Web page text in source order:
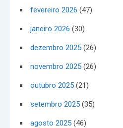
fevereiro 2026 (47)
janeiro 2026 (30)
dezembro 2025 (26)
novembro 2025 (26)
outubro 2025 (21)
setembro 2025 (35)
agosto 2025 (46)